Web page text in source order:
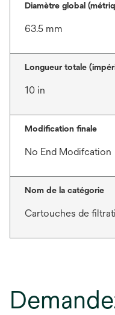
Diamètre global
63.5 mm
Longueur totale
10 in
Modification finale
No End Modifcation
Nom de la catégorie
Cartouches de